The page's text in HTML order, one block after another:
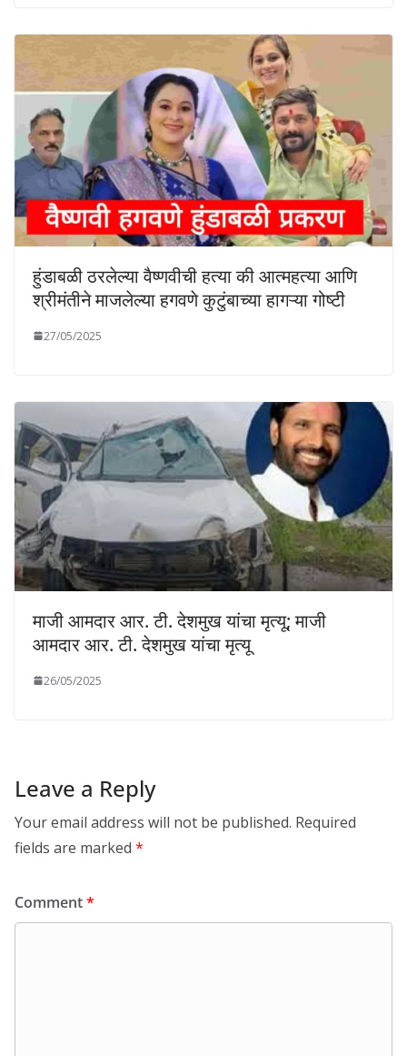
हुंडाबळी ठरलेल्या वैष्णवीची हत्या की आत्महत्या आणि
श्रीमंतीने माजलेल्या हगवणे कुटुंबाच्या हागऱ्या गोष्टी
27/05/2025
माजी आमदार आर. टी. देशमुख यांचा मृत्यू; माजी
आमदार आर. टी. देशमुख यांचा मृत्यू
26/05/2025
Leave a Reply
Your email address will not be published. Required
fields are marked *
Comment*